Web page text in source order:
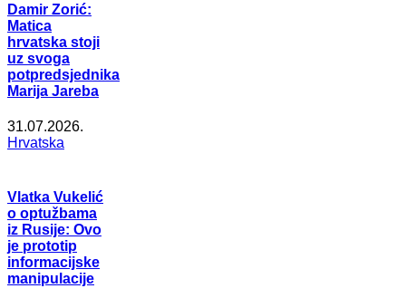
Damir Zorić:
Matica
hrvatska stoji
uz svoga
potpredsjednika
Marija Jareba
31.07.2026.
Hrvatska
Vlatka Vukelić
o optužbama
iz Rusije: Ovo
je prototip
informacijske
manipulacije